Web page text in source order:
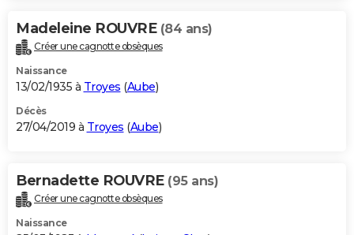
Madeleine ROUVRE (84 ans)
Créer une cagnotte obsèques
Naissance
13/02/1935 à Troyes (Aube)
Décès
27/04/2019 à Troyes (Aube)
Bernadette ROUVRE (95 ans)
Créer une cagnotte obsèques
Naissance